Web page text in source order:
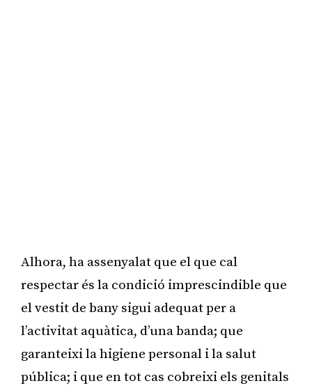
Alhora, ha assenyalat que el que cal
respectar és la condició imprescindible que
el vestit de bany sigui adequat per a
l’activitat aquàtica, d’una banda; que
garanteixi la higiene personal i la salut
pública; i que en tot cas cobreixi els genitals